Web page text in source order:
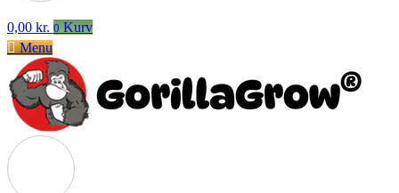
0,00 kr. 0 Kurv
Menu